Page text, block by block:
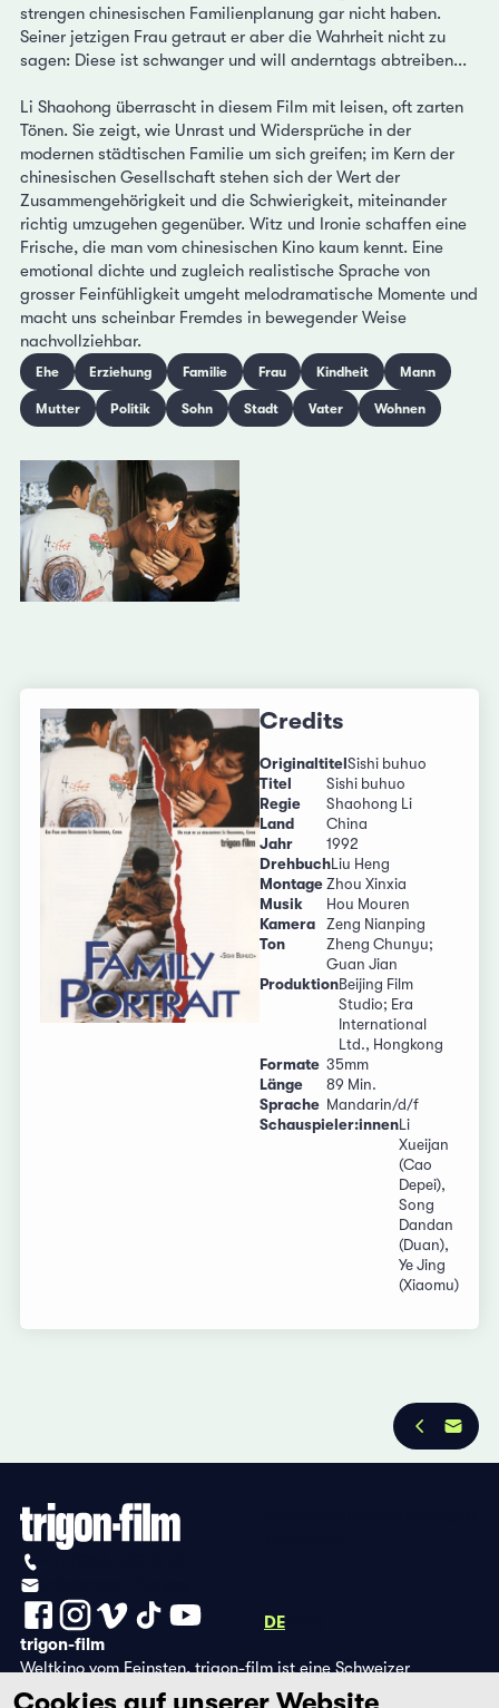
strengen chinesischen Familienplanung gar nicht haben.
Seiner jetzigen Frau getraut er aber die Wahrheit nicht zu
sagen: Diese ist schwanger und will anderntags abtreiben...
Li Shaohong überrascht in diesem Film mit leisen, oft zarten
Tönen. Sie zeigt, wie Unrast und Widersprüche in der
modernen städtischen Familie um sich greifen; im Kern der
chinesischen Gesellschaft stehen sich der Wert der
Zusammengehörigkeit und die Schwierigkeit, miteinander
richtig umzugehen gegenüber. Witz und Ironie schaffen eine
Frische, die man vom chinesischen Kino kaum kennt. Eine
emotional dichte und zugleich realistische Sprache von
grosser Feinfühligkeit umgeht melodramatische Momente und
macht uns scheinbar Fremdes in bewegender Weise
nachvollziehbar.
Ehe Erziehung Familie Frau Kindheit Mann
Mutter Politik Sohn Stadt Vater Wohnen
Credits
Originaltitel Sishi buhuo
Titel
Sishi buhuo
Regie
Shaohong Li
Land
China
Jahr
1992
DrehbuchLiu Heng
Montage Zhou Xinxia
Musik
Hou Mouren
Kamera
Zeng Nianping
Ton
Zheng Chunyu;
Guan Jian
ProduktionBeijing Film
Studio; Era
International
Ltd., Hongkong
Formate 35mm
Länge
89 Min.
Sprache Mandarin/d/f
Schauspieler:innenLi
Xueijan
(Cao
Depei),
Song
Dandan
(Duan),
Ye Jing
(Xiaomu)
DE
trigon-film
Weltkino vom Feinsten. trigon-film ist eine Schweizer
Filmstiftung, die seit 1988 sorgfältig ausgewählte Filme aus